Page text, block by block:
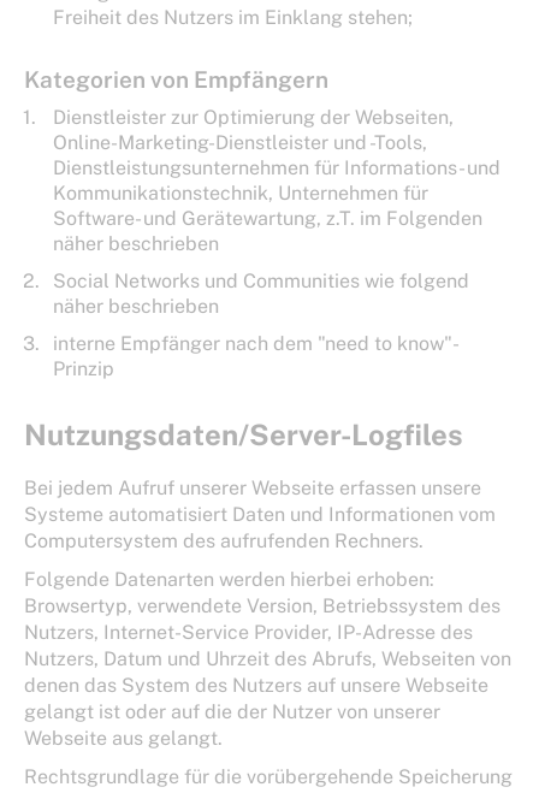
Freiheit des Nutzers im Einklang stehen;
Kategorien von Empfängern
Dienstleister zur Optimierung der Webseiten,
Online-Marketing-Dienstleister und -Tools,
Dienstleistungsunternehmen für Informations- und
Kommunikationstechnik, Unternehmen für
Software- und Gerätewartung, z.T. im Folgenden
näher beschrieben
Social Networks und Communities wie folgend
näher beschrieben
interne Empfänger nach dem "need to know"-
Prinzip
Nutzungsdaten/Server-Logfiles
Bei jedem Aufruf unserer Webseite erfassen unsere
Systeme automatisiert Daten und Informationen vom
Computersystem des aufrufenden Rechners.
Folgende Datenarten werden hierbei erhoben:
Browsertyp, verwendete Version, Betriebssystem des
Nutzers, Internet-Service Provider, IP-Adresse des
Nutzers, Datum und Uhrzeit des Abrufs, Webseiten von
denen das System des Nutzers auf unsere Webseite
gelangt ist oder auf die der Nutzer von unserer
Webseite aus gelangt.
Rechtsgrundlage für die vorübergehende Speicherung